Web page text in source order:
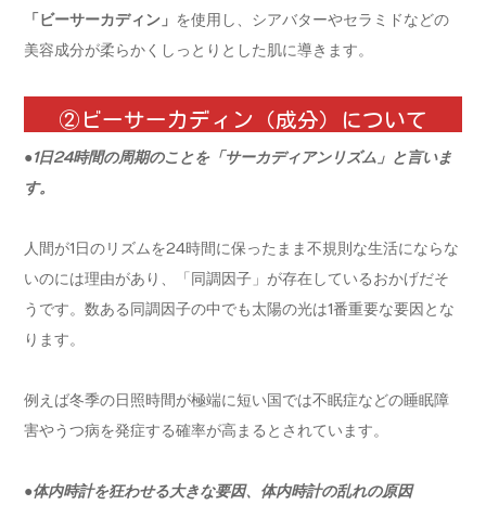
「ビーサーカディン」 を使用し、シアバターやセラミドなどの
美容成分が柔らかくしっとりとした肌に導きます。
②ビーサーカディン（成分）について
●1日24時間の周期のことを「サーカディアンリズム」と言いま
す。
人間が1日のリズムを24時間に保ったまま不規則な生活にならな
いのには理由があり、「同調因子」が存在しているおかげだそ
うです。数ある同調因子の中でも太陽の光は1番重要な要因とな
ります。
例えば冬季の日照時間が極端に短い国では不眠症などの睡眠障
害やうつ病を発症する確率が高まるとされています。
●体内時計を狂わせる大きな要因、体内時計の乱れの原因